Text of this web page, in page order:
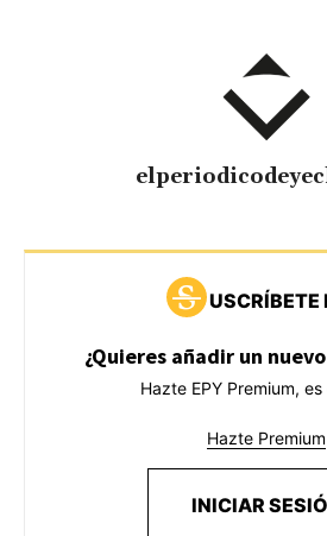
USCRÍBETE
¿Quieres añadir un
Hazte EPY Premium,
Hazte Premium
INICIAR